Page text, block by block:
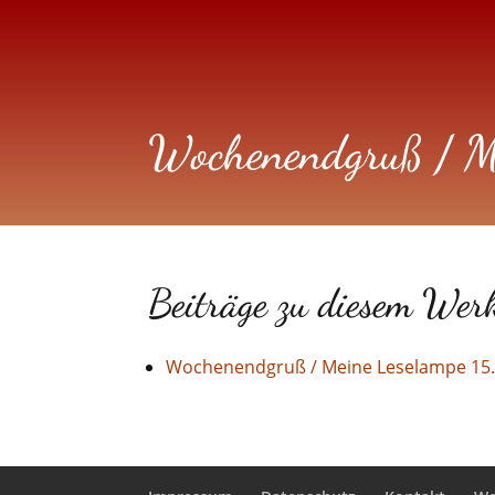
Wochenendgruß /
Beiträge zu diesem
Wochenendgruß / Meine Leselampe